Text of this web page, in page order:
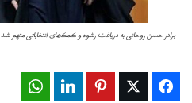
برادر حسن روحانی به دریافت رشوه و کمک‌های انتخاباتی متهم شد
Facebook
Twitter
Pinterest
LinkedIn